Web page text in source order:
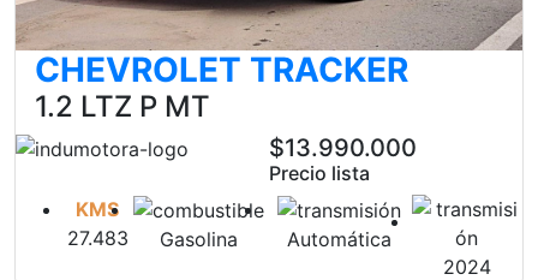
CHEVROLET TRACKER
1.2 LTZ P MT
$13.990.000
Precio lista
KMS
27.483
Gasolina
Automática
2024